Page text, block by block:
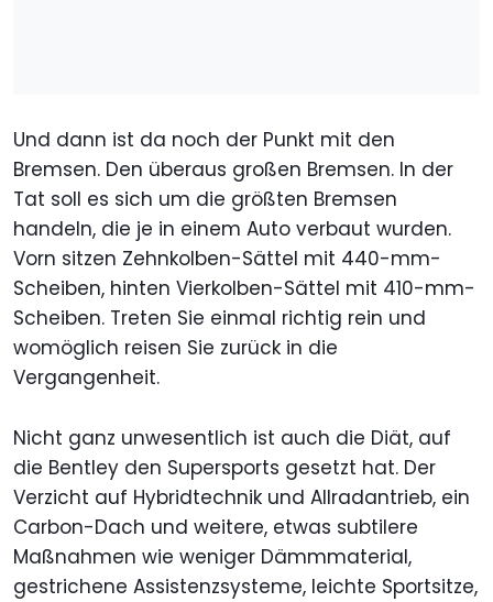
Und dann ist da noch der Punkt mit den
Bremsen. Den überaus großen Bremsen. In der
Tat soll es sich um die größten Bremsen
handeln, die je in einem Auto verbaut wurden.
Vorn sitzen Zehnkolben-Sättel mit 440-mm-
Scheiben, hinten Vierkolben-Sättel mit 410-mm-
Scheiben. Treten Sie einmal richtig rein und
womöglich reisen Sie zurück in die
Vergangenheit.
Nicht ganz unwesentlich ist auch die Diät, auf
die Bentley den Supersports gesetzt hat. Der
Verzicht auf Hybridtechnik und Allradantrieb, ein
Carbon-Dach und weitere, etwas subtilere
Maßnahmen wie weniger Dämmmaterial,
gestrichene Assistenzsysteme, leichte Sportsitze,